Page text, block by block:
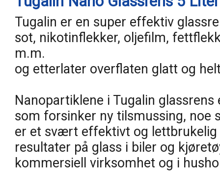
Tugalin er en super effektiv
sot, nikotinflekker, oljefilm,
m.m.
og etterlater overflaten glatt og
Nanopartiklene i Tugalin
som forsinker ny tilsmussing, noe
er et svært effektivt og
resultater på glass i biler og
kommersiell virksomhet og i